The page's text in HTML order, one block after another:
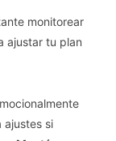
monitorear
ajustar tu plan
ajustes si